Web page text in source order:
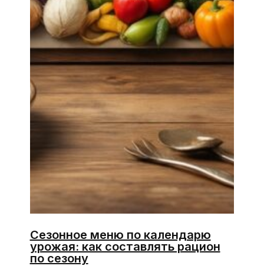
Сезонное меню по календарю
урожая: как составлять рацион
по сезону